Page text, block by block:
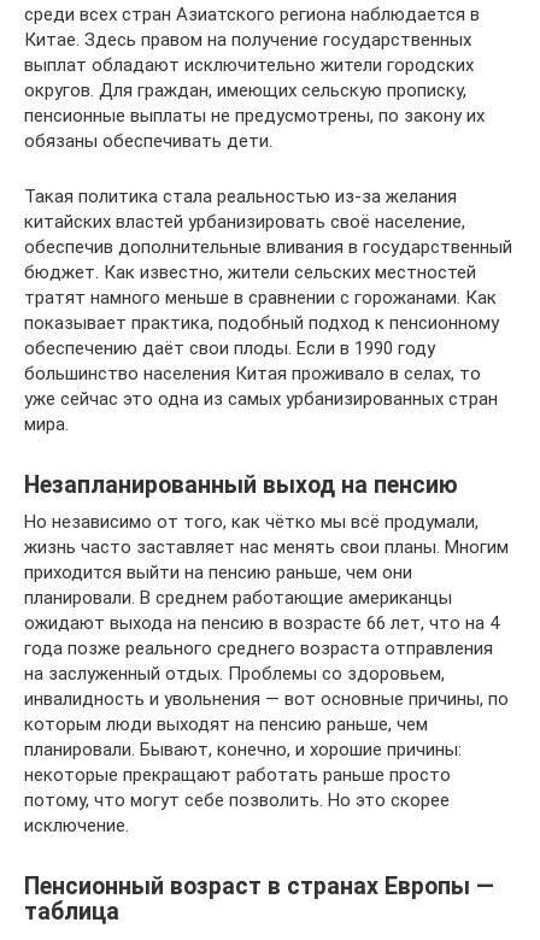
среди всех стран Азиатского региона наблюдается в
Китае. Здесь правом на получение государственных
выплат обладают исключительно жители городских
округов. Для граждан, имеющих сельскую прописку,
пенсионные выплаты не предусмотрены, по закону их
обязаны обеспечивать дети.
Такая политика стала реальностью из-за желания
китайских властей урбанизировать своё население,
обеспечив дополнительные вливания в государственный
бюджет. Как известно, жители сельских местностей
тратят намного меньше в сравнении с горожанами. Как
показывает практика, подобный подход к пенсионному
обеспечению даёт свои плоды. Если в 1990 году
большинство населения Китая проживало в селах, то
уже сейчас это одна из самых урбанизированных стран
мира.
Незапланированный выход на пенсию
Но независимо от того, как чётко мы всё продумали,
жизнь часто заставляет нас менять свои планы. Многим
приходится выйти на пенсию раньше, чем они
планировали. В среднем работающие американцы
ожидают выхода на пенсию в возрасте 66 лет, что на 4
года позже реального среднего возраста отправления
на заслуженный отдых. Проблемы со здоровьем,
инвалидность и увольнения — вот основные причины, по
которым люди выходят на пенсию раньше, чем
планировали. Бывают, конечно, и хорошие причины:
некоторые прекращают работать раньше просто
потому, что могут себе позволить. Но это скорее
исключение.
Пенсионный возраст в странах Европы —
таблица